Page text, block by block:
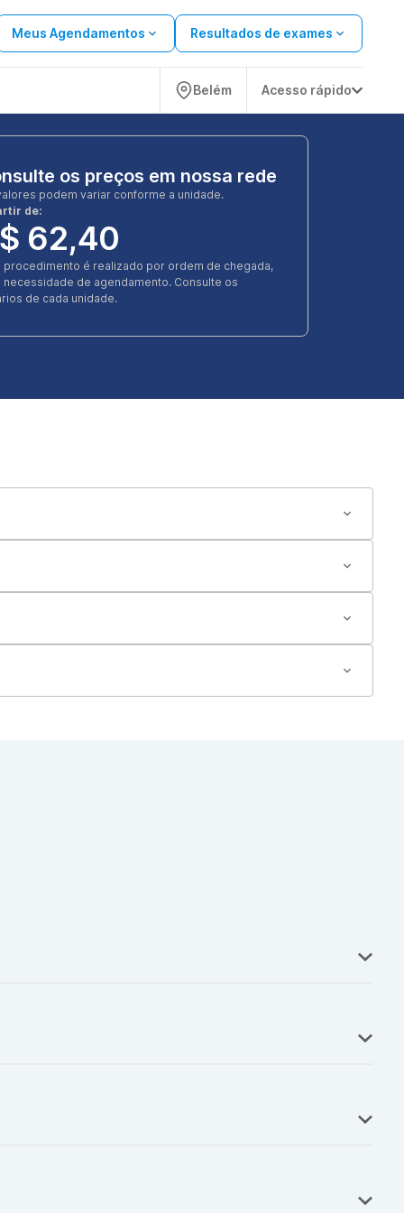
Meus Agendamentos Resultados de exames
Belém Acesso rápido
os preços em nossa rede
podem variar conforme a unidade.
de:
62,40
procedimento é realizado por ordem de chegada,
necessidade de agendamento. Consulte os
de cada unidade.